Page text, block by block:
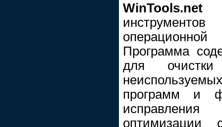
WinTools.net
Программа
для
программ и
оптимизации